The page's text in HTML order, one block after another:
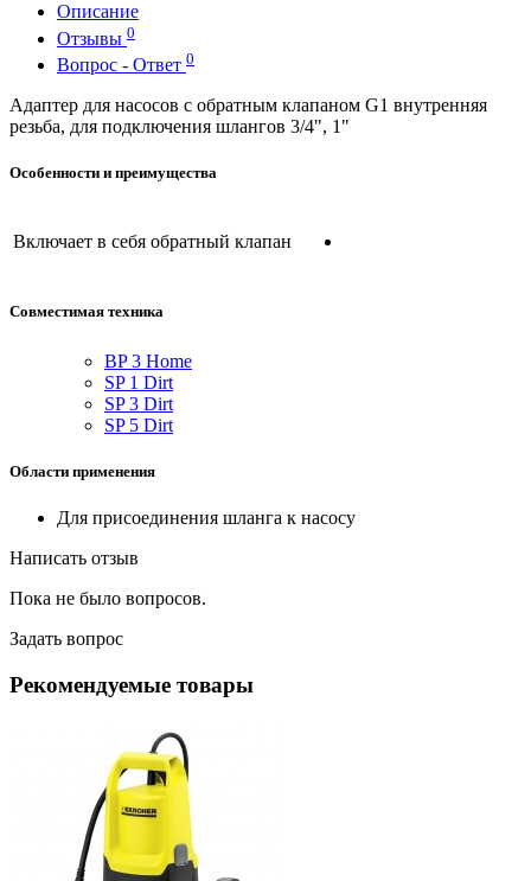
Описание
Отзывы 0
Вопрос - Ответ 0
Адаптер для насосов с обратным клапаном G1 внутренняя
резьба, для подключения шлангов 3/4", 1"
Особенности и преимущества
Включает в себя обратный клапан
Совместимая техника
BP 3 Home
SP 1 Dirt
SP 3 Dirt
SP 5 Dirt
Области применения
Для присоединения шланга к насосу
Написать отзыв
Пока не было вопросов.
Задать вопрос
Рекомендуемые товары